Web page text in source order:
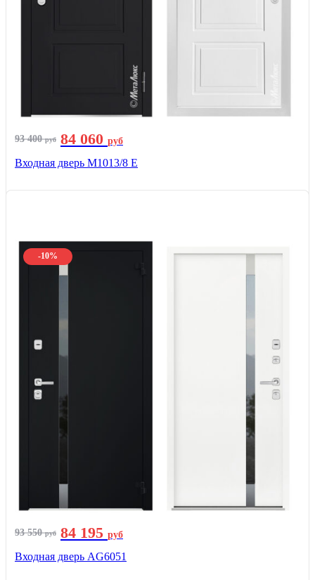
93 400руб 84 060 руб
Входная дверь М1013/8 E
-10%
93 550руб 84 195 руб
Входная дверь AG6051